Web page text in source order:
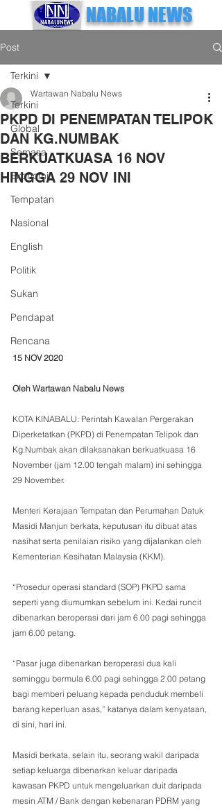
NABALU NEWS
Post
Terkini
Global
Semasa
Ekonomi
Tempatan
Nasional
English
Politik
Sukan
Pendapat
Rencana
Terkini
PKPD DI PENEMPATAN TELIPOK
DAN KG.NUMBAK
BERKUATKUASA 16 NOV
HINGGA 29 NOV INI
Wartawan Nabalu News
15 NOV 2020
Oleh Wartawan Nabalu News
KOTA KINABALU: Perintah Kawalan Pergerakan
Diperketatkan (PKPD) di Penempatan Telipok dan
Kg.Numbak akan dilaksanakan berkuatkuasa 16
November (jam 12.00 tengah malam) ini sehingga
29 November.
Menteri Kerajaan Tempatan dan Perumahan Datuk
Masidi Manjun berkata, keputusan itu dibuat atas
nasihat serta penilaian risiko yang dijalankan oleh
Kementerian Kesihatan Malaysia (KKM).
“Prosedur operasi standard (SOP) PKPD sama
seperti yang diumumkan sebelum ini. Kedai runcit
dibenarkan beroperasi dari jam 6.00 pagi sehingga
jam 6.00 petang.
“Pasar juga dibenarkan beroperasi dua kali
seminggu bermula 6.00 pagi sehingga 2.00 petang
bagi memberi peluang kepada penduduk membeli
barang keperluan asas,” katanya dalam kenyataan,
di sini, hari ini.
Masidi berkata, selain itu, seorang wakil daripada
setiap keluarga dibenarkan keluar daripada
kawasan PKPD untuk mengeluarkan duit daripada
mesin ATM / Bank dengan kebenaran PDRM yang